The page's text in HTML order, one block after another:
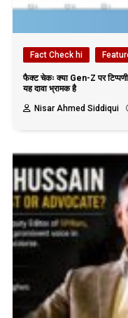
Fact Check hi
फैक्ट चेकः क्या Gen-Z पर
यह दावा भ्रामक है
Nisar Ahmed Siddiqui